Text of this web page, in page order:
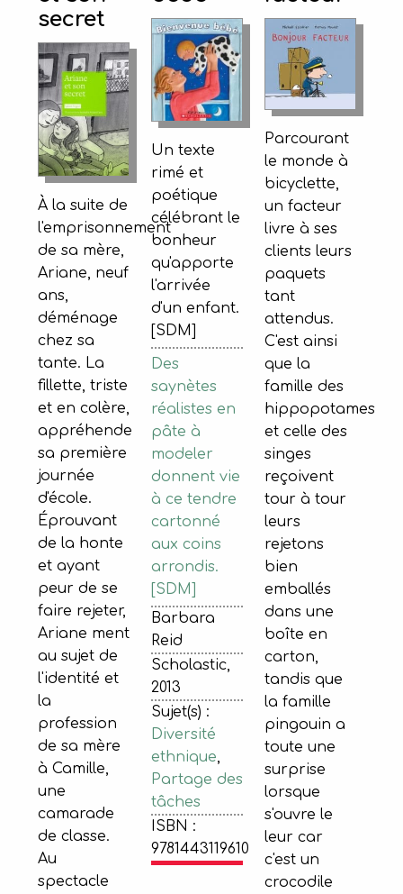
secret
À la suite de
l'emprisonnement
de sa mère,
Ariane, neuf
ans,
déménage
chez sa
tante. La
fillette, triste
et en colère,
appréhende
sa première
journée
d'école.
Éprouvant
de la honte
et ayant
peur de se
faire rejeter,
Ariane ment
au sujet de
l'identité et
la
profession
de sa mère
à Camille,
une
camarade
de classe.
Au
spectacle
Un texte
rimé et
poétique
célébrant le
bonheur
qu'apporte
l'arrivée
d'un enfant.
[SDM]
Des
saynètes
réalistes en
pâte à
modeler
donnent vie
à ce tendre
cartonné
aux coins
arrondis.
[SDM]
Barbara
Reid
Scholastic,
2013
Sujet(s) :
Diversité
ethnique,
Partage des
tâches
ISBN :
9781443119610
Parcourant
le monde à
bicyclette,
un facteur
livre à ses
clients leurs
paquets
tant
attendus.
C'est ainsi
que la
famille des
hippopotames
et celle des
singes
reçoivent
tour à tour
leurs
rejetons
bien
emballés
dans une
boîte en
carton,
tandis que
la famille
pingouin a
toute une
surprise
lorsque
s'ouvre le
leur car
c'est un
crocodile